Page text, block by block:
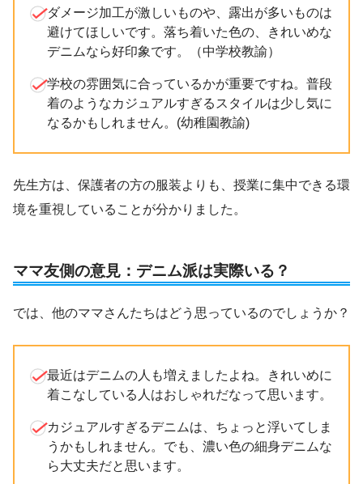
ダメージ加工が激しいものや、露出が多いものは
避けてほしいです。落ち着いた色の、きれいめな
デニムなら好印象です。（中学校教諭）
学校の雰囲気に合っているかが重要ですね。普段
着のようなカジュアルすぎるスタイルは少し気に
なるかもしれません。(幼稚園教諭)
先生方は、保護者の方の服装よりも、授業に集中できる環
境を重視していることが分かりました。
ママ友側の意見：デニム派は実際いる？
では、他のママさんたちはどう思っているのでしょうか？
最近はデニムの人も増えましたよね。きれいめに
着こなしている人はおしゃれだなって思います。
カジュアルすぎるデニムは、ちょっと浮いてしま
うかもしれません。でも、濃い色の細身デニムな
ら大丈夫だと思います。